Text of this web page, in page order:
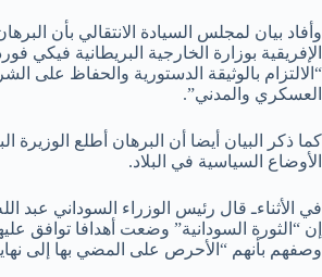
وأفاد بيان لمجلس السيادة الانتقالي بأن
الإفريقية بوزارة الخارجية البريطانية فيكي
“الالتزام بالوثيقة الدستورية والحفاظ على
العسكري والمدني”.
كما ذكر البيان أيضا أن البرهان أطلع الوزيرة
الأوضاع السياسية في البلاد.
في الأثناءـ قال رئيس الوزراء السوداني عبد
إن “الثورة السودانية” وضعت أهدافا توافق
وصفهم بأنهم “الأحرص على المضي بها إلى